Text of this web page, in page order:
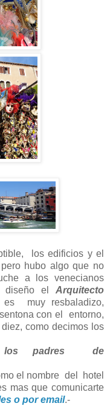
los edificios y el
hubo algo que no
a los venecianos
diseño el Arquitecto
es muy resbaladizo,
con el entorno,
como decimos los
los padres de
el nombre del hotel
mas que comunicarte
o por email.-